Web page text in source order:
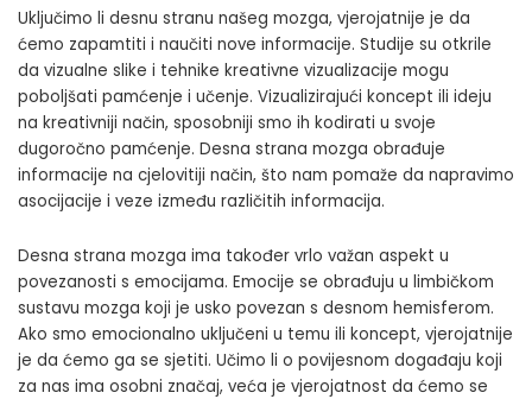
Uključimo li desnu stranu našeg mozga, vjerojatnije je da
ćemo zapamtiti i naučiti nove informacije. Studije su otkrile
da vizualne slike i tehnike kreativne vizualizacije mogu
poboljšati pamćenje i učenje. Vizualizirajući koncept ili ideju
na kreativniji način, sposobniji smo ih kodirati u svoje
dugoročno pamćenje. Desna strana mozga obrađuje
informacije na cjelovitiji način, što nam pomaže da napravimo
asocijacije i veze između različitih informacija.
Desna strana mozga ima također vrlo važan aspekt u
povezanosti s emocijama. Emocije se obrađuju u limbičkom
sustavu mozga koji je usko povezan s desnom hemisferom.
Ako smo emocionalno uključeni u temu ili koncept, vjerojatnije
je da ćemo ga se sjetiti. Učimo li o povijesnom događaju koji
za nas ima osobni značaj, veća je vjerojatnost da ćemo se